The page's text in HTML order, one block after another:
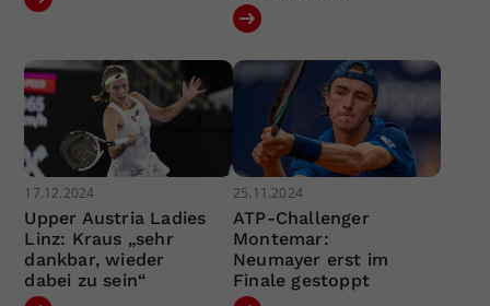
17.12.2024
Upper Austria Ladies
Linz: Kraus „sehr
dankbar, wieder
dabei zu sein“
25.11.2024
ATP-Challenger
Montemar:
Neumayer erst im
Finale gestoppt